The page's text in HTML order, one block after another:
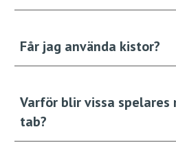
Får jag använda kistor?
Varför blir vissa spelares
tab?